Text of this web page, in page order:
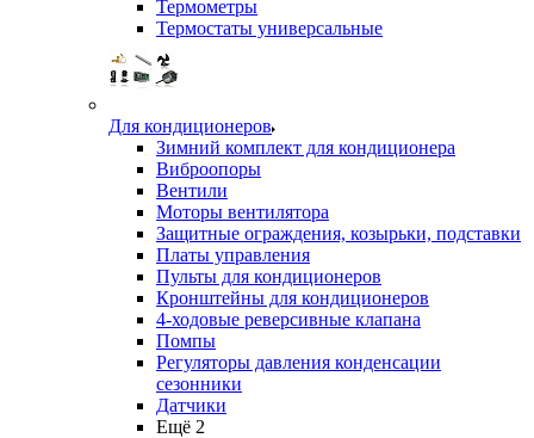
Термометры
Термостаты универсальные
Для кондиционеров
Зимний комплект для кондиционера
Виброопоры
Вентили
Моторы вентилятора
Защитные ограждения, козырьки, подставки
Платы управления
Пульты для кондиционеров
Кронштейны для кондиционеров
4-ходовые реверсивные клапана
Помпы
Регуляторы давления конденсации
сезонники
Датчики
Ещё 2